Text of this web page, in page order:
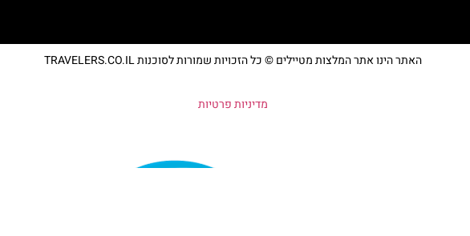
האתר הינו אתר המלצות מטיילים © כל הזכויות שמורות לסוכנות TRAVELERS.CO.IL
מדיניות פרטיות